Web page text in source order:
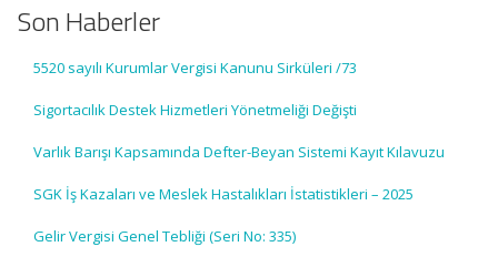
Son Haberler
5520 sayılı Kurumlar Vergisi Kanunu Sirküleri /73
Sigortacılık Destek Hizmetleri Yönetmeliği Değişti
Varlık Barışı Kapsamında Defter-Beyan Sistemi Kayıt Kılavuzu
SGK İş Kazaları ve Meslek Hastalıkları İstatistikleri – 2025
Gelir Vergisi Genel Tebliği (Seri No: 335)